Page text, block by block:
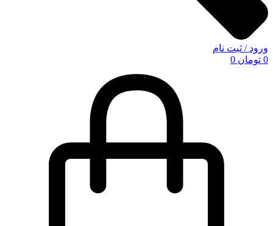
ورود / ثبت نام
0 تومان 0